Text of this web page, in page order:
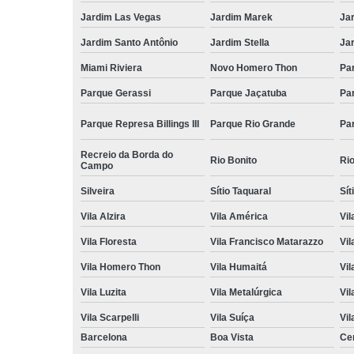
Jardim Las Vegas Jardim Marek
Jardim Santo Antônio Jardim Stella
Miami Riviera Novo Homero Thon
Parque Gerassi Parque Jaçatuba
Parque Represa Billings III Parque Rio Grande
Recreio da Borda do
Campo
Rio Bonito
Silveira Sítio Taquaral
Vila Alzira Vila América
Vila Floresta Vila Francisco Matarazzo
Vila Homero Thon Vila Humaitá
Vila Luzita Vila Metalúrgica
Vila Scarpelli Vila Suíça
Barcelona
Boa Vista